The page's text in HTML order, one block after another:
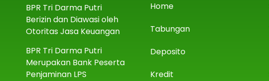
BPR Tri Darma Putri
Berizin dan Diawasi oleh
Otoritas Jasa Keuangan
BPR Tri Darma Putri
Merupakan Bank Peserta
Penjaminan LPS
Home
Tabungan
Deposito
Kredit